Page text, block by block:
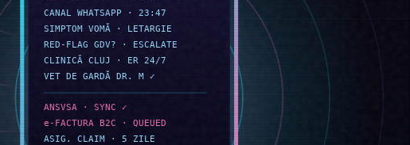
pe care agentul le blochează acum înainte de plecare. Opririle
rol nou de planificare lungă distanță pe care nimeni nu apucase să-l
echipă cu „nu mai pot, demisionez" a scăzut de la 4 în T1 la 0 în T2.
lor, mai repede), reclamațiile despre CMR pierdut au scăzut de la 22 pe
care rula la 41% anual, a coborât la 19%.
nostru pentru că hârtiile UIT și CMR veneau curate, la timp și într-un